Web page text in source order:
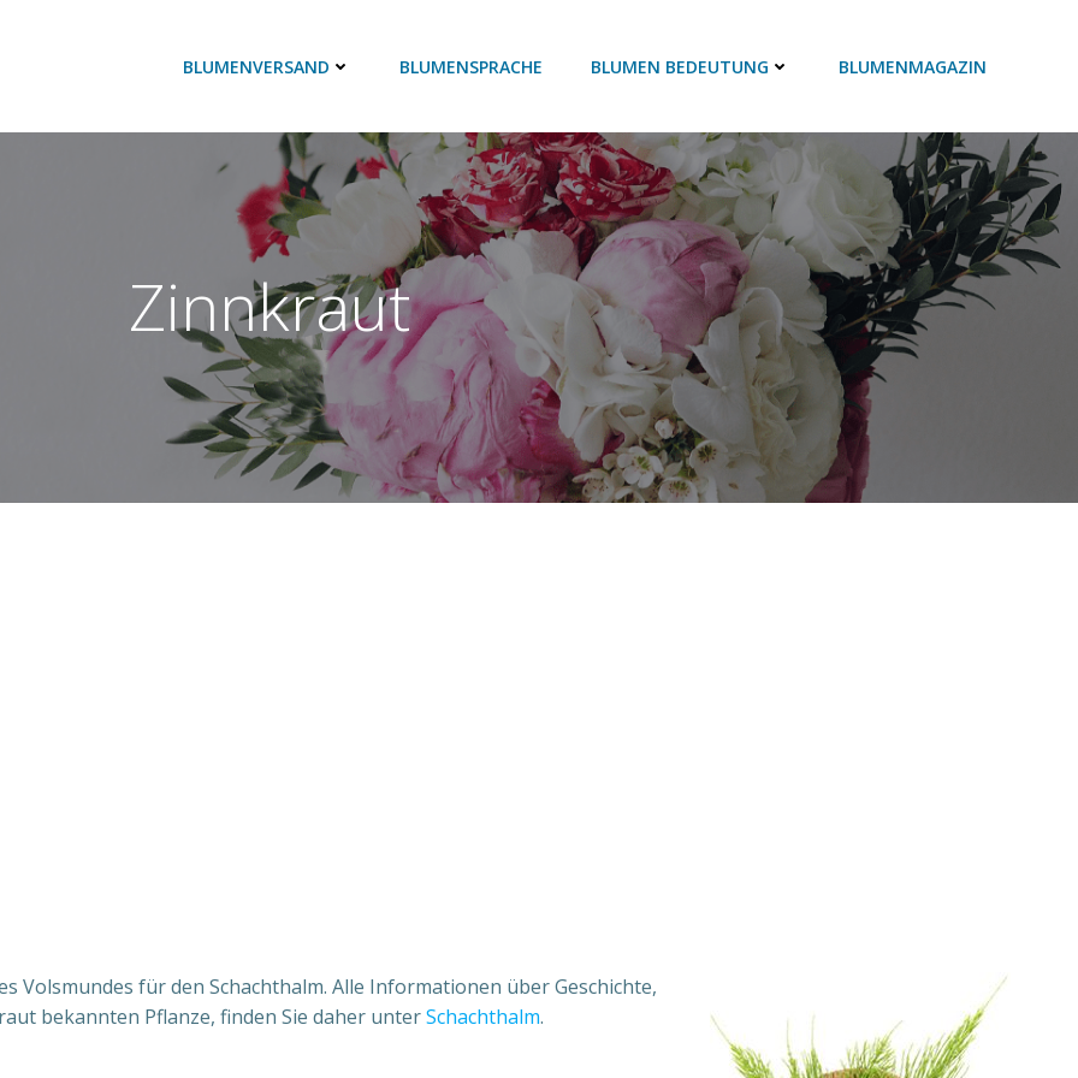
BLUMENVERSAND BLUMENSPRACHE BLUMEN BEDEUTUNG BLUMENMAGAZIN
Zinnkraut
Volsmundes für den Schachthalm. Alle Informationen über Geschichte,
bekannten Pflanze, finden Sie daher unterSchachthalm.